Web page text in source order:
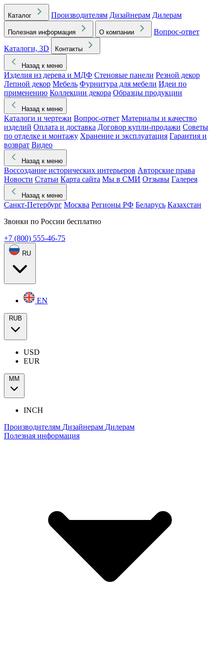
Каталог Производителям Дизайнерам Дилерам
Полезная информация О компании
Вопрос-ответ
Каталоги, 3D
Контакты
Назад к меню
Изделия из дерева и МДФ Стеновые панели Резной декор
Лепной декор Мебель Фурнитура для мебели Идеи по
применению Коллекции декора Образцы продукции
Назад к меню
Каталоги и чертежи Вопрос-ответ Материалы и качество
изделий Оплата и доставка Договор купли-продажи Советы
по отделке и монтажу Хранение и эксплуатация Гарантия и
возврат Видео
Назад к меню
Воссоздание исторических интерьеров Авторские права
Новости Статьи Карта сайта Мы в СМИ Отзывы Галерея
Назад к меню
Санкт-Петербург Москва Регионы РФ Беларусь Казахстан
Звонки по России бесплатно
+7 (800) 555-46-75
RU
EN
RUB
USD
EUR
ММ
INCH
Производителям Дизайнерам Дилерам
Полезная информация